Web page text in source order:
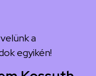
a
egyikén!